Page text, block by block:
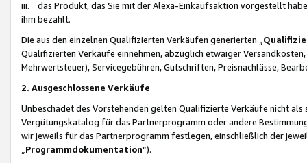
iii. das Produkt, das Sie mit der Alexa-Einkaufsaktion vorgestellt
ihm bezahlt.
Die aus den einzelnen Qualifizierten Verkäufen generierten „
Qualifizierten Verkäufe einnehmen, abzüglich etwaiger
Mehrwertsteuer), Servicegebühren, Gutschriften, Preisnachlässe,
2. Ausgeschlossene Verkäufe
Unbeschadet des Vorstehenden gelten Qualifizierte Verkäufe nicht
Vergütungskatalog für das Partnerprogramm oder andere
wir jeweils für das Partnerprogramm festlegen, einschließlich der
Programmdokumentation“).